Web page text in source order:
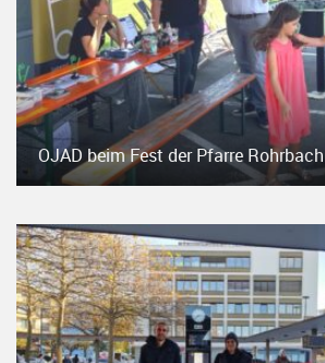
OJAD beim Fest der Pfarre Rohrbach